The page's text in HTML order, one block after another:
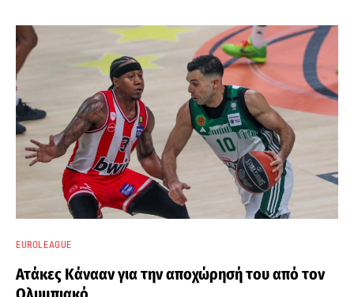
EUROLEAGUE
Ατάκες Κάνααν για την αποχώρησή του από τον